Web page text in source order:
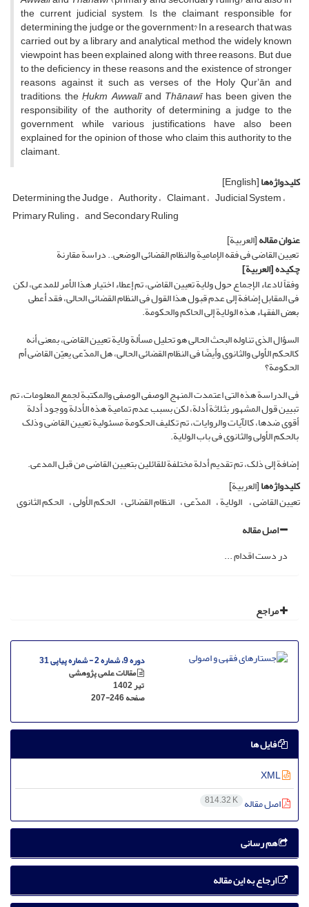
the current judicial system, Is the claimant responsible for
determining the judge or the government? In a research that was
carried out by a library and analytical method, the widely known
viewpoint has been explained along with three reasons. But due
to the deficiency in these reasons and the existence of stronger
reasons against it such as verses of the Holy Qurʼān and
traditions, theḤukm Awwalīand Thānawīhas been given the
responsibility of the authority of determining a judge to the
government, while various justifications have also been
explained for the opinion of those who claim this authority to the
claimant.
کلیدواژه‌ها[English]
Determining the Judge Authority Claimant Judicial System
Primary Ruling and Secondary Ruling
عنوان مقاله[العربیة]
تعیین القاضی فی فقه الإمامیة والنظام القضائی الوضعی.. دراسة مقارنة
چکیده[العربیة]
وفقاً لادعاء الإجماع حول ولایة تعیین القاضی، تم إعطاء اختیار هذا الأمر للمدعی، لکن
فی المقابل إضافة إلى عدم قبول هذا القول فی النظام القضائی الحالی، فقد أعطى
بعض الفقهاء هذه الولایة إلى الحاکم والحکومة.
السؤال الذی تناوله البحث الحالی هو تحلیل مسألة ولایة تعیین القاضی، بمعنى أنه
کالحکم الأولی والثانوی وأیضًا فی النظام القضائی الحالی، هل المدّعی یعیّن القاضی أم
الحکومة؟
فی الدراسة هذه التی اعتمدت المنهج الوصفی الوصفی والمکتبة لجمع المعلومات، تم
تبیین قول المشهور بثلاثة أدلة، لکن بسبب عدم تمامیة هذه الأدلة ووجود أدلة
أقوى ضدها، کالآیات والروایات، تم تکلیف الحکومة مسئولیة تعیین القاضی وذلک
بالحکم الأولی والثانوی فی باب الولایة.
إضافة إلى ذلک، تم تقدیم أدلة مختلفة للقائلین بتعیین القاضی من قبل المدعی.
کلیدواژه‌ها[العربیة]
تعیین القاضی ‌ الولایة المدّعی النظام القضائی الحکم الأولی الحکم الثانوی
اصل مقاله
در دست اقدام ...
مراجع
دوره 9، شماره 2 - شماره پیاپی 31
مقالات علمی پژوهشی
تیر 1402
صفحه207-246
فایل ها
اصل مقاله 814.32 K
هم رسانی
ارجاع به این مقاله